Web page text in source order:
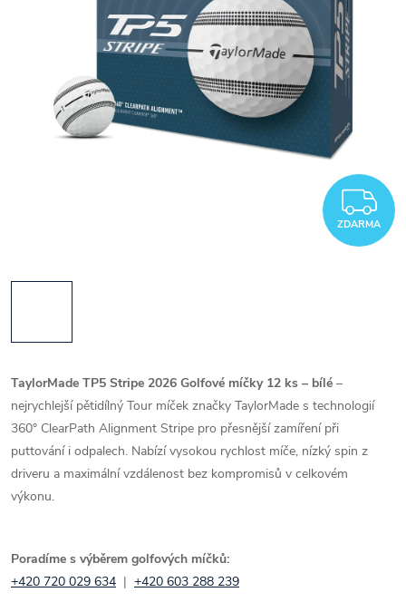
ZDARMA
TaylorMade TP5 Stripe 2026 Golfové míčky 12 ks – bílé –
nejrychlejší pětidílný Tour míček značky TaylorMade s technologií
360° ClearPath Alignment Stripe pro přesnější zamíření při
puttování i odpalech. Nabízí vysokou rychlost míče, nízký spin z
driveru a maximální vzdálenost bez kompromisů v celkovém
výkonu.
Poradíme s výběrem golfových míčků:
+420 720 029 634 | +420 603 288 239